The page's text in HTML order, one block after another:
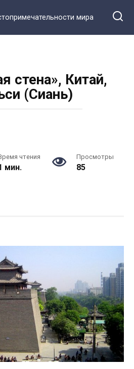
мира
стена», Китай,
(Сиань)
чтения
мин.
Просмотры
85